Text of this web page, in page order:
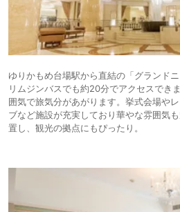
ゆりかもめ台場駅から直結の「グランド
リムジンバスでも約20分でアクセスでき
囲気で旅気分があがります。挙式会場や
ブなど施設が充実しており華やな雰囲気
置し、観光の拠点にもぴったり。